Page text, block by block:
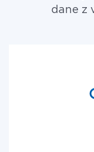
dane z